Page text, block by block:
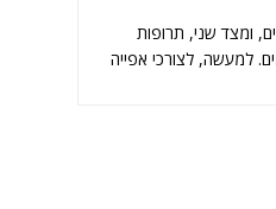
ומצד שני, תרופות
למעשה, לצורכי אפייה